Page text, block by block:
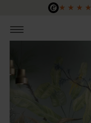
Zum Hauptinhalt springen
★ ★ ★ ★